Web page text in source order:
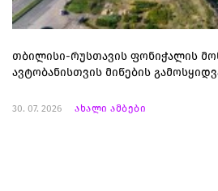
თბილისი-რუსთავის ფონიჭალის
ავტობანისთვის მიწების
30. 07. 2026 ახალი ამბები